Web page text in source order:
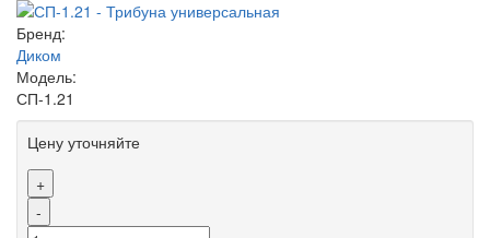
Бренд:
Диком
Модель:
СП-1.21
Цену уточняйте
+
-